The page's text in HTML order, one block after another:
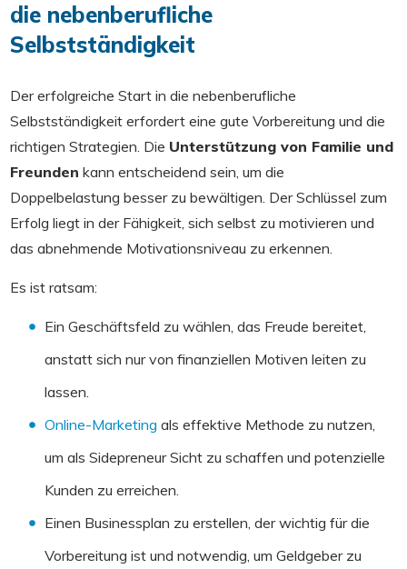
die nebenberufliche
Selbstständigkeit
Der erfolgreiche Start in die nebenberufliche
Selbstständigkeit erfordert eine gute Vorbereitung und die
richtigen Strategien. Die Unterstützung von Familie und
Freunden kann entscheidend sein, um die
Doppelbelastung besser zu bewältigen. Der Schlüssel zum
Erfolg liegt in der Fähigkeit, sich selbst zu motivieren und
das abnehmende Motivationsniveau zu erkennen.
Es ist ratsam:
Ein Geschäftsfeld zu wählen, das Freude bereitet,
anstatt sich nur von finanziellen Motiven leiten zu
lassen.
Online-Marketing als effektive Methode zu nutzen,
um als Sidepreneur Sicht zu schaffen und potenzielle
Kunden zu erreichen.
Einen Businessplan zu erstellen, der wichtig für die
Vorbereitung ist und notwendig, um Geldgeber zu